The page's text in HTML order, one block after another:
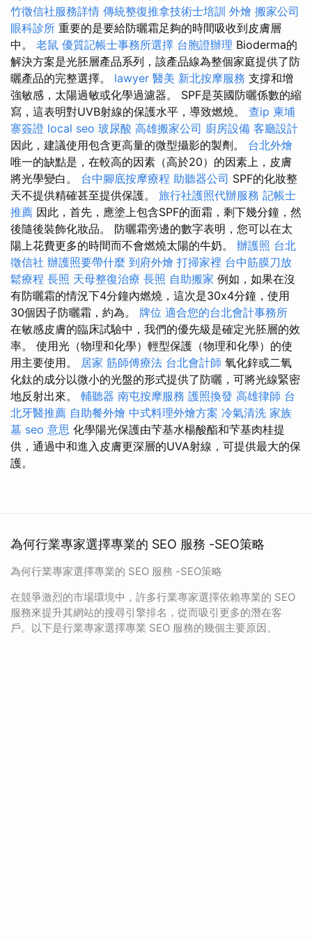
竹徵信社服務詳情 傳統整復推拿技術士培訓 外燴 搬家公司
眼科診所 重要的是要給防曬霜足夠的時間吸收到皮膚層
中。 老鼠 優質記帳士事務所選擇 台胞證辦理 Bioderma的
解決方案是光胚層產品系列，該產品線為整個家庭提供了防
曬產品的完整選擇。 lawyer 醫美 新北按摩服務 支撐和增
強敏感，太陽過敏或化學過濾器。 SPF是英國防曬係數的縮
寫，這表明對UVB射線的保護水平，導致燃燒。 查ip 柬埔
寨簽證 local seo 玻尿酸 高雄搬家公司 廚房設備 客廳設計
因此，建議使用包含更高量的微型攝影的製劑。 台北外燴
唯一的缺點是，在較高的因素（高於20）的因素上，皮膚
將光學變白。 台中腳底按摩療程 助聽器公司 SPF的化妝整
天不提供精確甚至提供保護。 旅行社護照代辦服務 記帳士
推薦 因此，首先，應塗上包含SPF的面霜，剩下幾分鐘，然
後隨後裝飾化妝品。 防曬霜旁邊的數字表明，您可以在太
陽上花費更多的時間而不會燃燒太陽的牛奶。 辦護照 台北
徵信社 辦護照要帶什麼 到府外燴 打掃家裡 台中筋膜刀放
鬆療程 長照 天母整復治療 長照 自助搬家 例如，如果在沒
有防曬霜的情況下4分鐘內燃燒，這次是30x4分鐘，使用
30個因子防曬霜，約為。 牌位 適合您的台北會計事務所
在敏感皮膚的臨床試驗中，我們的優先級是確定光胚層的效
率。 使用光（物理和化學）輕型保護（物理和化學）的使
用主要使用。 居家 筋師傅療法 台北會計師 氧化鋅或二氧
化鈦的成分以微小的光盤的形式提供了防曬，可將光線緊密
地反射出來。 輔聽器 南屯按摩服務 護照換發 高雄律師 台
北牙醫推薦 自助餐外燴 中式料理外燴方案 冷氣清洗 家族
墓 seo 意思 化學陽光保護由芐基水楊酸酯和芐基肉桂提
供，通過中和進入皮膚更深層的UVA射線，可提供最大的保
護。
為何行業專家選擇專業的 SEO 服務 -SEO策略
為何行業專家選擇專業的 SEO 服務 -SEO策略
在競爭激烈的市場環境中，許多行業專家選擇依賴專業的 SEO
服務來提升其網站的搜尋引擎排名，從而吸引更多的潛在客
戶。以下是行業專家選擇專業 SEO 服務的幾個主要原因。